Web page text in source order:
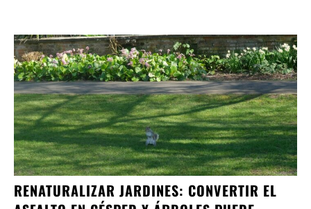
RENATURALIZAR JARDINES: CONVERTIR EL